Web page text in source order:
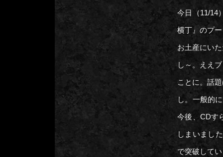
今日（11/14
横丁』のプ
お土産にい
し～。ええ
ことに。話
し。一般的
今後、CDす
しまいまし
で突破して